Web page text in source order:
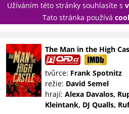
Užíváním této stránky souhlasíte s
Tato stránka používá
NOVINKY
TÉMATA
RECENZE
EPIZODY
KULT
TRAILERY
GALERIE
The Man in the High
tvůrce: Frank Spotnitz
režie: David Semel
hrají: Alexa Davalos,
Kleintank, DJ Qualls,